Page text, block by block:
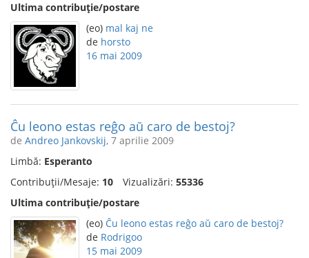
Ultima contribuție/postare
(eo) mal kaj ne
de horsto
16 mai 2009
Ĉu leono estas reĝo aŭ caro de bestoj?
de Andreo Jankovskij, 7 aprilie 2009
Limbă: Esperanto
Contribuții/Mesaje: 10 Vizualizări: 55336
Ultima contribuție/postare
(eo) Ĉu leono estas reĝo aŭ caro de bestoj?
de Rodrigoo
15 mai 2009